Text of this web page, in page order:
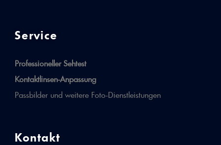
Service
Professioneller Sehtest
Kontaktlinsen-Anpassung
Passbilder und weitere Foto-Dienstleistungen
Kontakt